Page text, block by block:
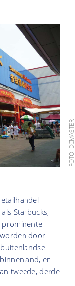
FOTO: DCMASTER
Starbucks,
prominente
door
en
tweede, derde